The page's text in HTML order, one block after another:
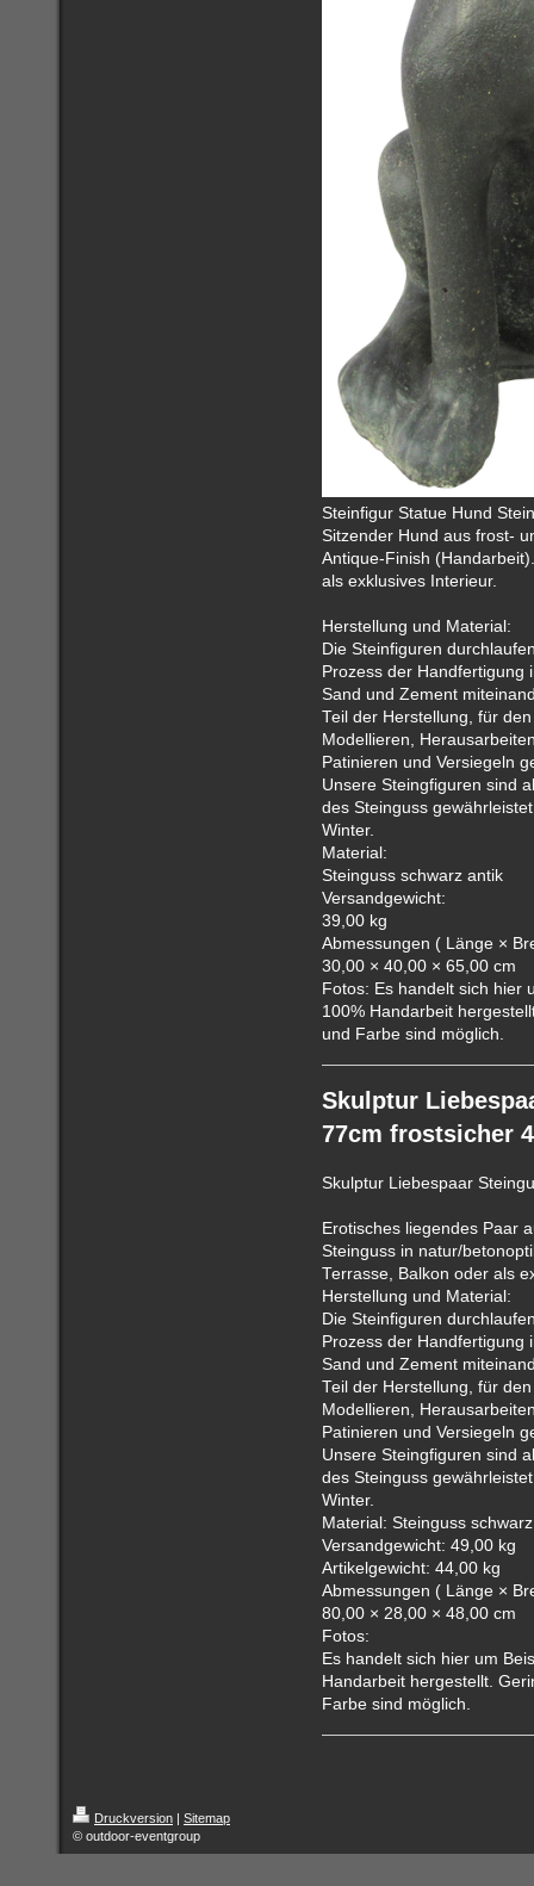
Steinfigur Statue Hund
Sitzender Hund aus frost-
Antique-Finish
als exklusives Interieur.
Herstellung und Material:
Die Steinfiguren
Prozess der Handfertigung
Sand und Zement
Teil der Herstellung, für
Modellieren,
Patinieren und Versiegeln
Unsere Steingfiguren sind
des Steinguss
Winter.
Material:
Steinguss schwarz antik
Versandgewicht:
39,00 kg
Abmessungen ( Länge ×
30,00 × 40,00 × 65,00 cm
Fotos: Es handelt sich hier
100% Handarbeit
und Farbe sind möglich.
Skulptur
77cm frostsicher
Skulptur Liebespaar
Erotisches liegendes Paar
Steinguss in natur/
Terrasse, Balkon oder als
Herstellung und Material:
Die Steinfiguren
Prozess der Handfertigung
Sand und Zement
Teil der Herstellung, für
Modellieren,
Patinieren und Versiegeln
Unsere Steingfiguren sind
des Steinguss
Winter.
Material: Steinguss
Versandgewicht: 49,00 kg
Artikelgewicht: 44,00 kg
Abmessungen ( Länge ×
80,00 × 28,00 × 48,00 cm
Fotos:
Es handelt sich hier um
Handarbeit hergestellt.
Farbe sind möglich.
Druckversion | Sitemap
© outdoor-eventgroup